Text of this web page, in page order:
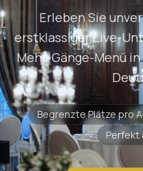
Erleben Sie
erstklassiger Live-
Mehr-Gänge-Menü
Begrenzte Plätze pro
Perfekt